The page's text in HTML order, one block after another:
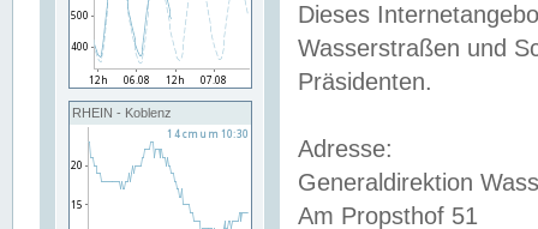
RHEIN - Koblenz
Dieses
Wasserstraßen und
Präsidenten.
Adresse:
Generaldirektion
Am Propsthof 51